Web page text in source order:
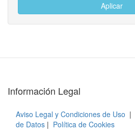
Aplicar
Información Legal
Aviso Legal y Condiciones de Uso |
de Datos | Política de Cookies